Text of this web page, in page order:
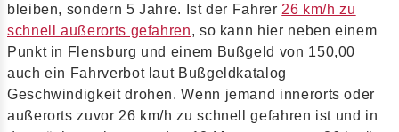
bleiben, sondern 5 Jahre. Ist der Fahrer 26 km/h zu
schnell außerorts gefahren, so kann hier neben einem
Punkt in Flensburg und einem Bußgeld von 150,00
auch ein Fahrverbot laut Bußgeldkatalog
Geschwindigkeit drohen. Wenn jemand innerorts oder
außerorts zuvor 26 km/h zu schnell gefahren ist und in